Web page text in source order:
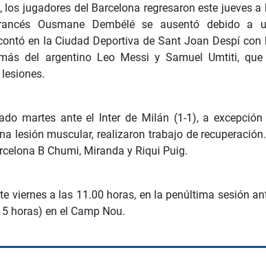
jugadores del Barcelona regresaron este jueves a
Ousmane Dembélé se ausentó debido a
en la Ciudad Deportiva de Sant Joan Despí con
del argentino Leo Messi y Samuel Umtiti, que
martes ante el Inter de Milán (1-1), a excepción
lesión muscular, realizaron trabajo de
B Chumi, Miranda y Riqui Puig.
viernes a las 11.00 horas, en la penúltima sesión
horas) en el Camp Nou.